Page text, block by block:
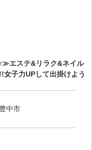
エステ&リラク&ネイル
女子力UPして出掛けよう
中市